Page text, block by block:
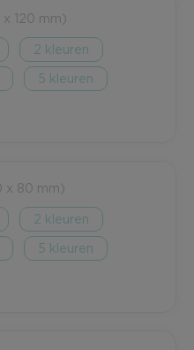
120 mm)
2
5
x 80 mm)
2
5